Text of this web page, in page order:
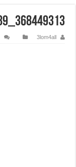
368449313_307403428509289_4061802433054667014_n
3lom4all